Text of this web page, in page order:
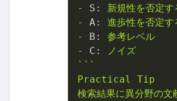
-
S: 新規性を否定す
-
A: 進歩性を否定す
-
B:
参考レベル
-
C:
ノイズ
```
Practical
Tip
検索結果に異分野の文